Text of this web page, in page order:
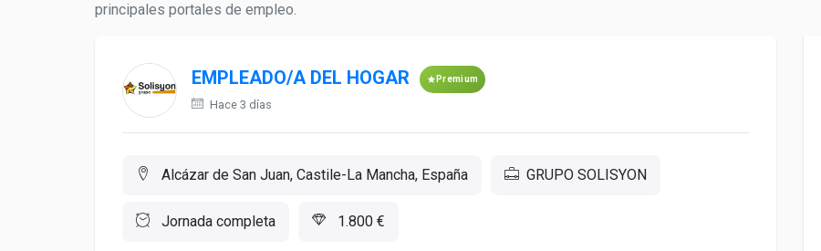
principales portales de empleo.
EMPLEADO/A DEL HOGAR Premium
Hace 3 días
Alcázar de San Juan, Castile-La Mancha, España GRUPO SOLISYON
Jornada completa 1.800 €